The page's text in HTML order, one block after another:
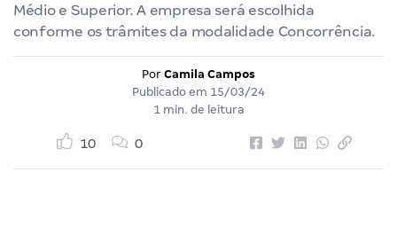
Médio e Superior. A empresa será escolhida
conforme os trâmites da modalidade Concorrência.
Por Camila Campos
Publicado em 15/03/24
1 min. de leitura
10 0